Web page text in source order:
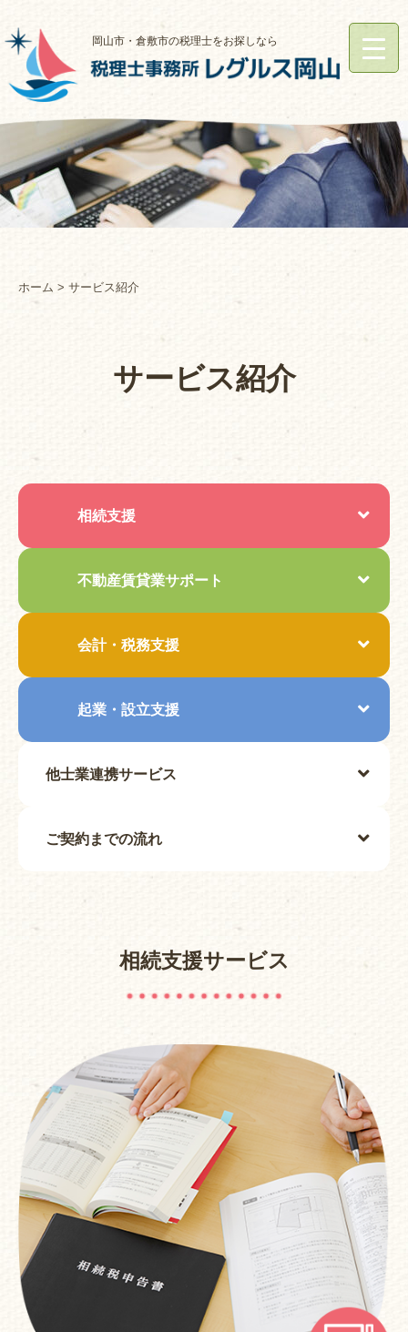
岡山市・倉敷市の税理士をお探しなら
ホーム > サービス紹介
サービス紹介
相続支援
不動産賃貸業サポート
会計・ 税務支援
起業・ 設立支援
他士業連携サービス
ご契約までの流れ
相続支援サービス